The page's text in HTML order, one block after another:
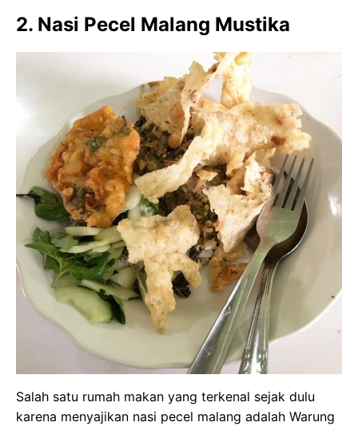
2. Nasi Pecel Malang Mustika
Salah satu rumah makan yang terkenal sejak dulu
karena menyajikan nasi pecel malang adalah Warung